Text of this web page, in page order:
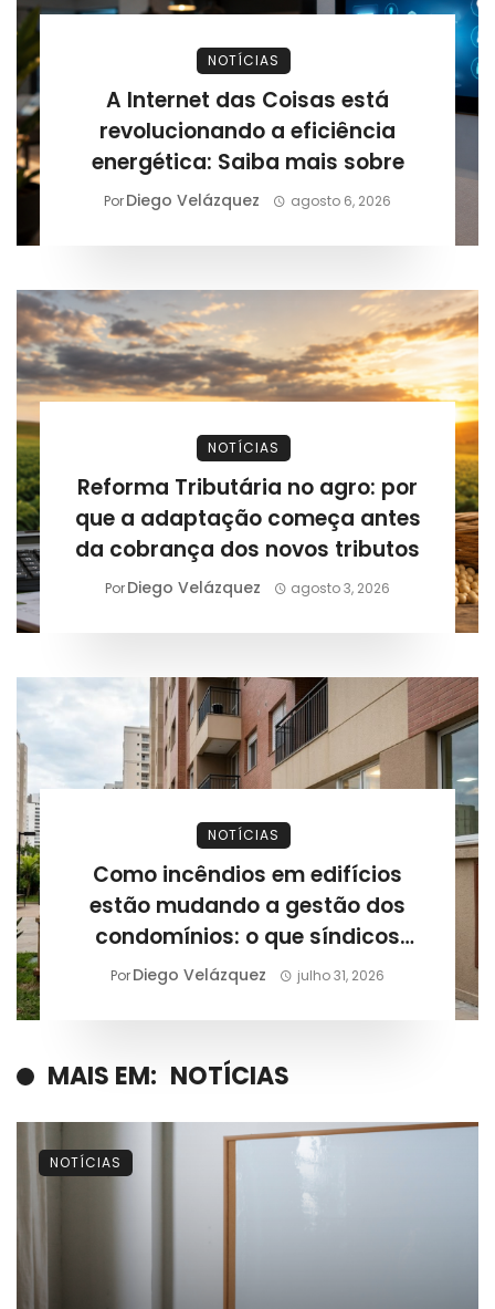
NOTÍCIAS
A Internet das Coisas está
revolucionando a eficiência
energética: Saiba mais sobre
PorDiego Velázquez agosto 6, 2026
NOTÍCIAS
Reforma Tributária no agro: por
que a adaptação começa antes
da cobrança dos novos tributos
PorDiego Velázquez agosto 3, 2026
NOTÍCIAS
Como incêndios em edifícios
estão mudando a gestão dos
condomínios: o que síndicos
precisam revisar após novos
PorDiego Velázquez julho 31, 2026
MAIS EM: NOTÍCIAS
NOTÍCIAS